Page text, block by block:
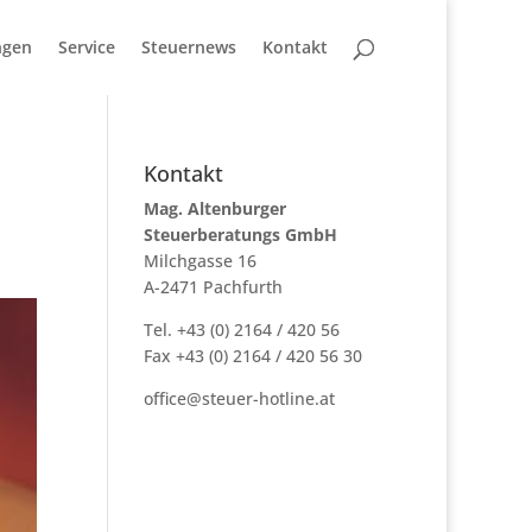
Service Steuernews Kontakt
Kontakt
Mag. Altenburger
Steuerberatungs GmbH
Milchgasse 16
A-2471 Pachfurth
Tel. +43 (0) 2164 / 420 56
Fax +43 (0) 2164 / 420 56 30
office@steuer-hotline.at